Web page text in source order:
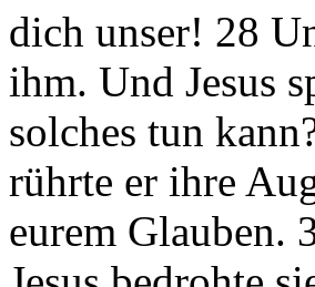
dich unser! 28
ihm. Und Jesus
solches tun
rührte er ihre
eurem Glauben.